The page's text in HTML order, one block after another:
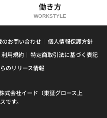
働き方
WORKSTYLE
のお問い合わせ
個人情報保護方針
利用規約
特定商取引法に基づく表記
のリリース情報
式会社イード（東証グロース上
です。